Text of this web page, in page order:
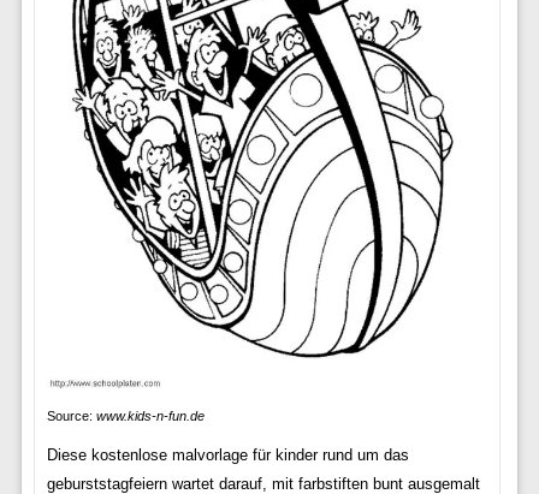
Source: www.kids-n-fun.de
Diese kostenlose malvorlage für kinder rund um das
geburststagfeiern wartet darauf, mit farbstiften bunt ausgemalt